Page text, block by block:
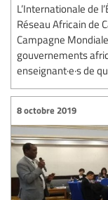
L’Internationale de
Réseau Africain de
Campagne
gouvernements
enseignant·e·s de
8 octobre 2019